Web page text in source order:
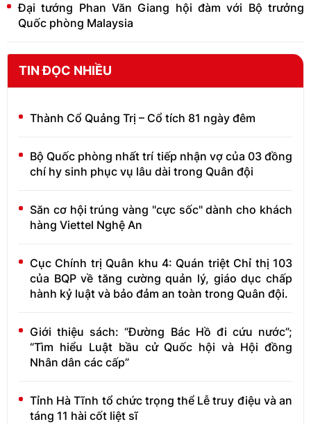
Đại tướng Phan Văn Giang hội đàm với Bộ trưởng
Quốc phòng Malaysia
TIN ĐỌC NHIỀU
Thành Cổ Quảng Trị – Cổ tích 81 ngày đêm
Bộ Quốc phòng nhất trí tiếp nhận vợ của 03 đồng
chí hy sinh phục vụ lâu dài trong Quân đội
Săn cơ hội trúng vàng "cực sốc" dành cho khách
hàng Viettel Nghệ An
Cục Chính trị Quân khu 4: Quán triệt Chỉ thị 103
của BQP về tăng cường quản lý, giáo dục chấp
hành kỷ luật và bảo đảm an toàn trong Quân đội.
Giới thiệu sách: “Đường Bác Hồ đi cứu nước”;
“Tìm hiểu Luật bầu cử Quốc hội và Hội đồng
Nhân dân các cấp”
Tỉnh Hà Tĩnh tổ chức trọng thể Lễ truy điệu và an
táng 11 hài cốt liệt sĩ